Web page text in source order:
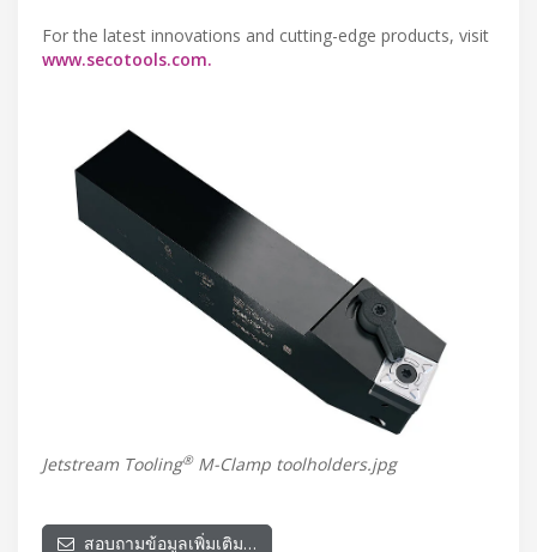
For the latest innovations and cutting-edge products, visit
www.secotools.com.
Jetstream Tooling®M-Clamp toolholders.jpg
สอบถามข้อมูลเพิ่มเติม…